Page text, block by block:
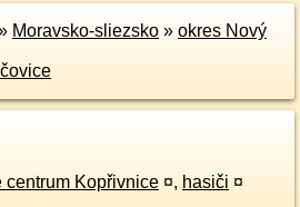
Moravsko-sliezsko » okres Nový
centrum Kopřivnice ¤, hasiči ¤